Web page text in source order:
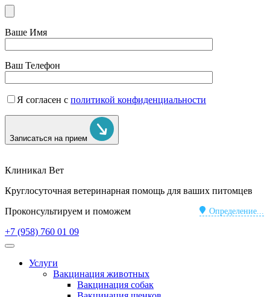
Ваше Имя
Ваш Телефон
Я согласен с политикой конфиденциальности
Записаться на прием
Клиникал Вет
Круглосуточная ветеринарная помощь для ваших питомцев
Определение...
Проконсультируем и поможем
+7 (958) 760 01 09
Услуги
Вакцинация животных
Вакцинация собак